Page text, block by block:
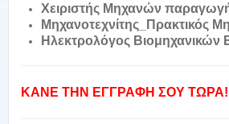
Χειριστής Μηχανών
Μηχανοτεχνίτης_Πρακτικός
Ηλεκτρολόγος Βιομηχανικών
ΚΑΝΕ ΤΗΝ ΕΓΓΡΑΦΗ ΣΟΥ ΤΩΡΑ!